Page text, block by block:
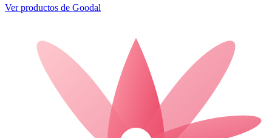
Ver productos de Goodal